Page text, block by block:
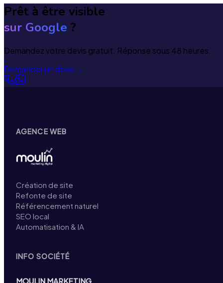
Prêt à être visible
sur Google ?
Demandez votre devis gratuit. Réponse sous 48 heures.
Demander un devis→
AGENCE WEB
Création de site
Refonte de site
Référencement naturel
SEO local
Automatisation & IA
INFO SOCIÉTÉ
MOULIN MARKETING